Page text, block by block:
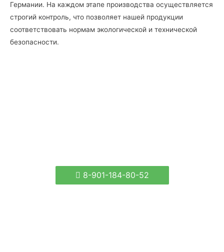
Германии. На каждом этапе производства осуществляется
строгий контроль, что позволяет нашей продукции
соответствовать нормам экологической и технической
безопасности.
8-901-184-80-52